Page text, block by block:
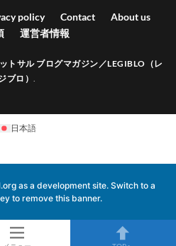
policy Contact
About us
運営者情報
トサル ブログマガジン／LEGIBLO（レ
ブロ）.
日本語
as a development site. Switch to a
to remove this banner.